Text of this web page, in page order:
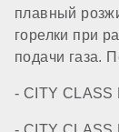
плавный
горелки при
подачи газа.
- CITY CLASS